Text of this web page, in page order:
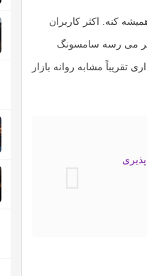
کنه. اکثر کاربران
نظر می رسه سامسونگ
تقریباً مشابه روانه بازار